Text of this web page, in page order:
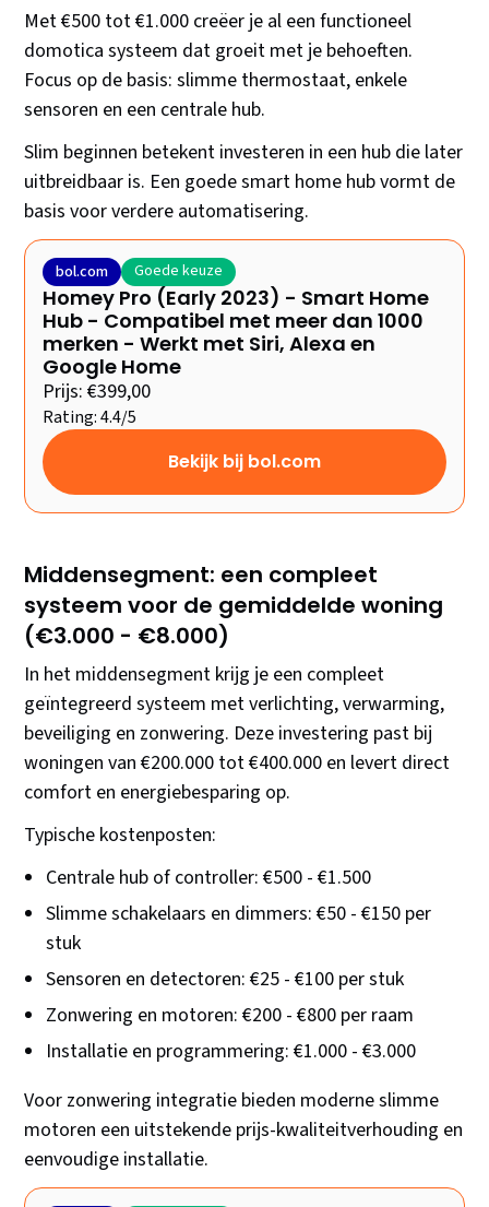
Met €500 tot €1.000 creëer je al een functioneel
domotica systeem dat groeit met je behoeften.
Focus op de basis: slimme thermostaat, enkele
sensoren en een centrale hub.
Slim beginnen betekent investeren in een hub die later
uitbreidbaar is. Een goede smart home hub vormt de
basis voor verdere automatisering.
bol.com Goede keuze
Homey Pro (Early 2023) - Smart Home
Hub - Compatibel met meer dan 1000
merken - Werkt met Siri, Alexa en
Google Home
Prijs: €399,00
Rating: 4.4/5
Bekijk bij bol.com
Middensegment: een compleet
systeem voor de gemiddelde woning
(€3.000 - €8.000)
In het middensegment krijg je een compleet
geïntegreerd systeem met verlichting, verwarming,
beveiliging en zonwering. Deze investering past bij
woningen van €200.000 tot €400.000 en levert direct
comfort en energiebesparing op.
Typische kostenposten:
Centrale hub of controller: €500 - €1.500
Slimme schakelaars en dimmers: €50 - €150 per
stuk
Sensoren en detectoren: €25 - €100 per stuk
Zonwering en motoren: €200 - €800 per raam
Installatie en programmering: €1.000 - €3.000
Voor zonwering integratie bieden moderne slimme
motoren een uitstekende prijs-kwaliteitverhouding en
eenvoudige installatie.